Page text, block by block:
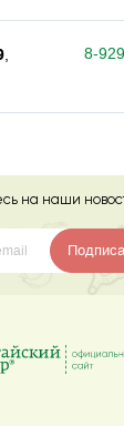
, 8-
на наши